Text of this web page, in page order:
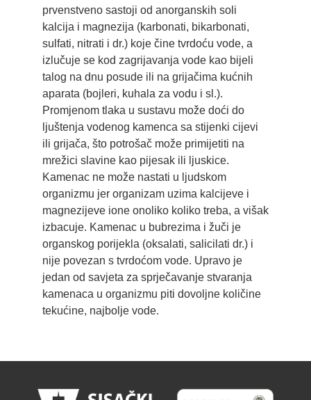
prvenstveno sastoji od anorganskih soli
kalcija i magnezija (karbonati, bikarbonati,
sulfati, nitrati i dr.) koje čine tvrdoću vode, a
izlučuje se kod zagrijavanja vode kao bijeli
talog na dnu posude ili na grijačima kućnih
aparata (bojleri, kuhala za vodu i sl.).
Promjenom tlaka u sustavu može doći do
ljuštenja vodenog kamenca sa stijenki cijevi
ili grijača, što potrošač može primijetiti na
mrežici slavine kao pijesak ili ljuskice.
Kamenac ne može nastati u ljudskom
organizmu jer organizam uzima kalcijeve i
magnezijeve ione onoliko koliko treba, a višak
izbacuje. Kamenac u bubrezima i žuči je
organskog porijekla (oksalati, salicilati dr.) i
nije povezan s tvrdoćom vode. Upravo je
jedan od savjeta za sprječavanje stvaranja
kamenaca u organizmu piti dovoljne količine
tekućine, najbolje vode.